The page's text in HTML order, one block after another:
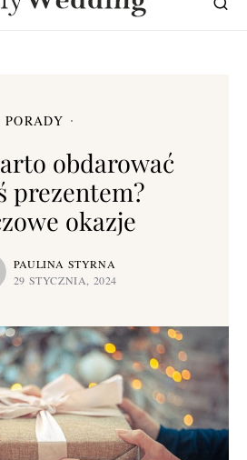
PORADY
obdarować
prezentem?
okazje
PAULINA STYRNA
29 STYCZNIA, 2024